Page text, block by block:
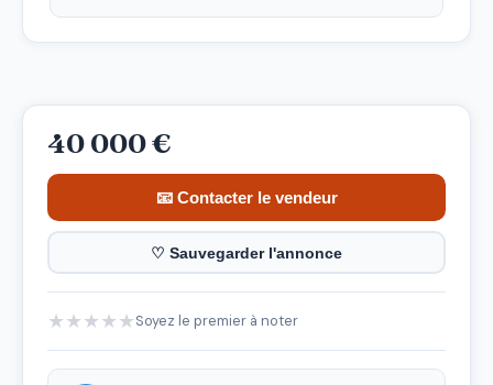
40 000 €
📧 Contacter le vendeur
♡ Sauvegarder l'annonce
★★★★★Soyez le premier à noter